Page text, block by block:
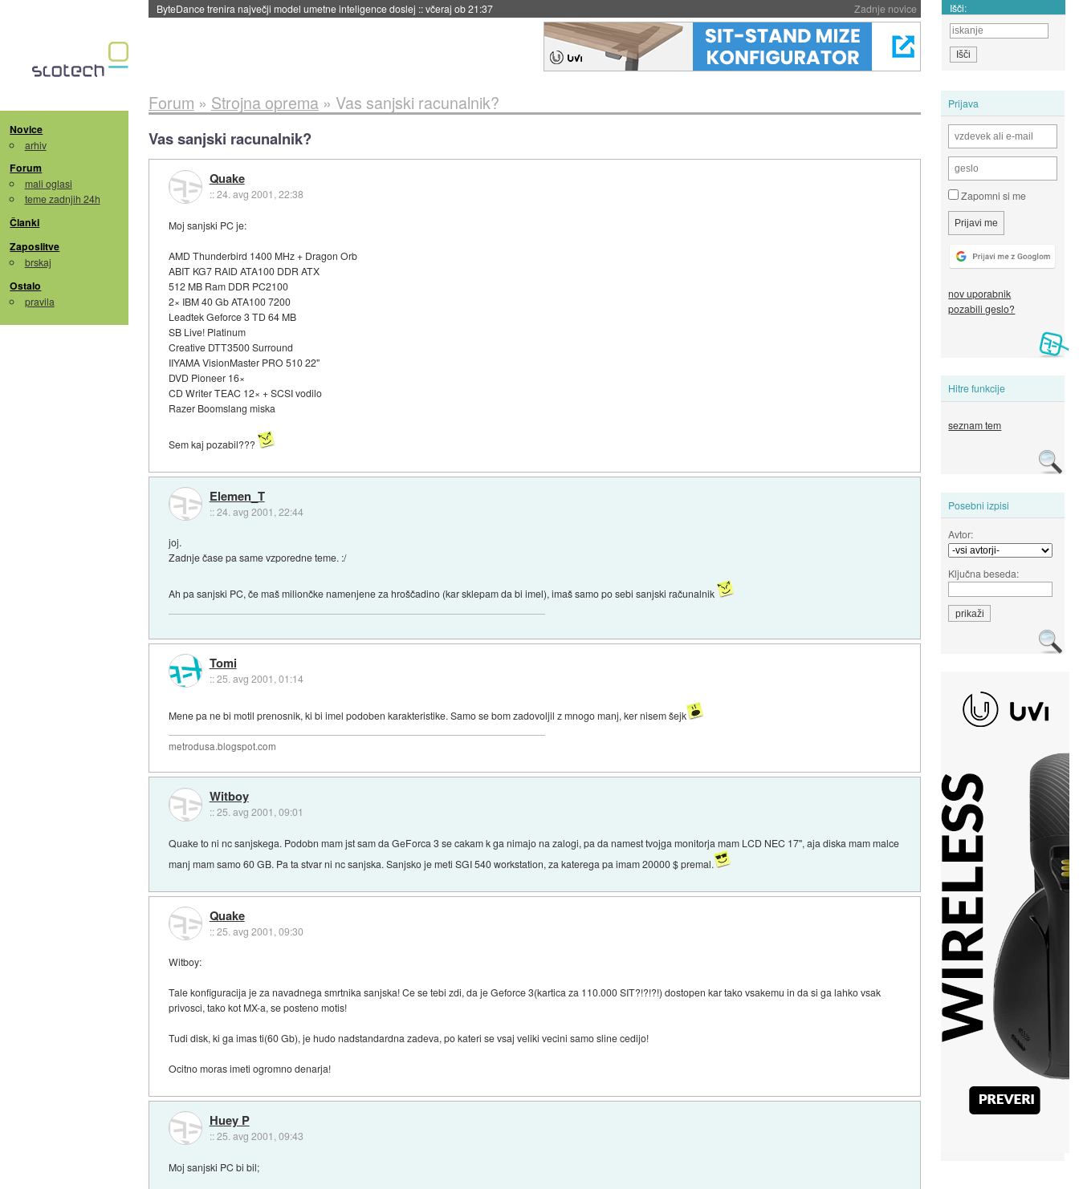
Zadnje novice
ByteDance trenira največji model umetne inteligence doslej ::včeraj ob 21:37 Išči:
Novice
arhiv
Forum
mali oglasi
teme zadnjih 24h
Članki
Zaposlitve
brskaj
Ostalo
pravila
Prijava
Zapomni si me
nov uporabnik
pozabili geslo?
Hitre funkcije
seznam tem
Posebni izpisi
Avtor:
Ključna beseda:
Forum » Strojna oprema» Vas sanjski racunalnik?
Vas sanjski racunalnik?
Quake
::24. avg 2001, 22:38
Moj sanjski PC je:
AMD Thunderbird 1400 MHz + Dragon Orb
ABIT KG7 RAID ATA100 DDR ATX
512 MB Ram DDR PC2100
2× IBM 40 Gb ATA100 7200
Leadtek Geforce 3 TD 64 MB
SB Live! Platinum
Creative DTT3500 Surround
IIYAMA VisionMaster PRO 510 22"
DVD Pioneer 16×
CD Writer TEAC 12× + SCSI vodilo
Razer Boomslang miska
Sem kaj pozabil???
Elemen_T
::24. avg 2001, 22:44
joj.
Zadnje čase pa same vzporedne teme. :/
Ah pa sanjski PC, če maš miliončke namenjene za hroščadino (kar sklepam da bi imel), imaš samo po sebi sanjski računalnik
Tomi
::25. avg 2001, 01:14
Mene pa ne bi motil prenosnik, ki bi imel podoben karakteristike. Samo se bom zadovoljil z mnogo manj, ker nisem šejk
metrodusa.blogspot.com
Witboy
::25. avg 2001, 09:01
Quake to ni nc sanjskega. Podobn mam jst sam da GeForca 3 se cakam k ga nimajo na zalogi, pa da namest tvojga monitorja mam LCD NEC 17", aja diska mam malce
manj mam samo 60 GB. Pa ta stvar ni nc sanjska. Sanjsko je meti SGI 540 workstation, za katerega pa imam 20000 $ premal.
Quake
::25. avg 2001, 09:30
Witboy:
Tale konfiguracija je za navadnega smrtnika sanjska! Ce se tebi zdi, da je Geforce 3(kartica za 110.000 SIT?!?!?!) dostopen kar tako vsakemu in da si ga lahko vsak
privosci, tako kot MX-a, se posteno motis!
Tudi disk, ki ga imas ti(60 Gb), je hudo nadstandardna zadeva, po kateri se vsaj veliki vecini samo sline cedijo!
Ocitno moras imeti ogromno denarja!
Huey P
::25. avg 2001, 09:43
Moj sanjski PC bi bil;